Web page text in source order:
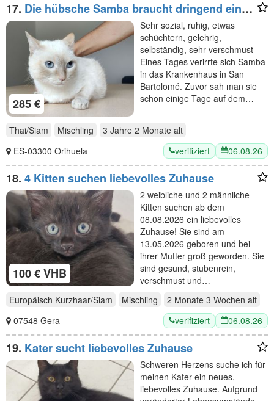
17. Die hübsche Samba braucht dringend ein
Zuhause/eine Pflegestelle
285 €
Sehr sozial, ruhig, etwas
schüchtern, gelehrig,
selbständig, sehr verschmust
Eines Tages verirrte sich Samba
in das Krankenhaus in San
Bartolomé. Zuvor sah man sie
schon einige Tage auf dem…
Thai/Siam Mischling 3 Jahre 2 Monate alt
ES-03300 Orihuela
verifiziert 06.08.26
18. 4 Kitten suchen liebevolles Zuhause
100 € VHB
2 weibliche und 2 männliche
Kitten suchen ab dem
08.08.2026 ein liebevolles
Zuhause! Sie sind am
13.05.2026 geboren und bei
ihrer Mutter groß geworden. Sie
sind gesund, stubenrein,
verschmust und…
Europäisch Kurzhaar/Siam
Mischling 2 Monate 3 Wochen alt
07548 Gera
verifiziert 06.08.26
19. Kater sucht liebevolles Zuhause
Schweren Herzens suche ich für
meinen Kater ein neues,
liebevolles Zuhause. Aufgrund